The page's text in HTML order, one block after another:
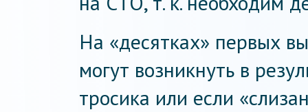
На «десятках» первых
могут возникнуть в
тросика или если